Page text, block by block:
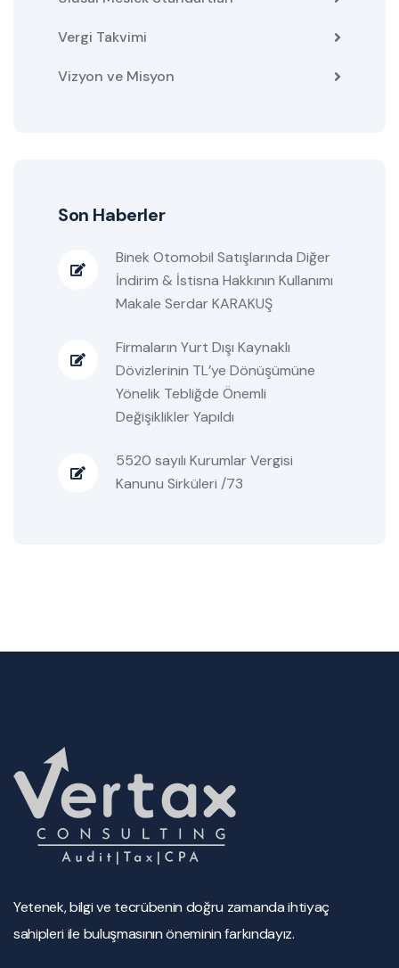
Vergi Takvimi
Vizyon ve Misyon
Son Haberler
Binek Otomobil Satışlarında Diğer
İndirim & İstisna Hakkının Kullanımı
Makale Serdar KARAKUŞ
Firmaların Yurt Dışı Kaynaklı
Dövizlerinin TL’ye Dönüşümüne
Yönelik Tebliğde Önemli
Değişiklikler Yapıldı
5520 sayılı Kurumlar Vergisi
Kanunu Sirküleri /73
Yetenek, bilgi ve tecrübenin doğru zamanda ihtiyaç
sahipleri ile buluşmasının öneminin farkındayız.